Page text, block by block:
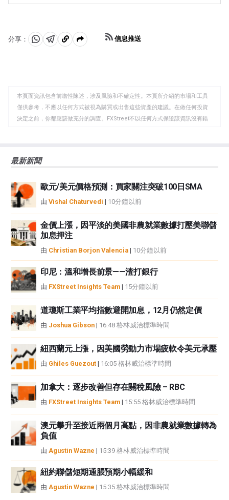
當經濟正在復蘇，通脹開始上升時進行的。在量化寬松
止購買更多的資產，並停止將其持有的到期債券的本金再
投資。這將對澳元有利(或看漲)。
分享：
分 分 複
板
信息推送
本頁面資訊包含前瞻性陳述，涉及風險和不確定性。本頁所介紹的市場和工具
僅供參考，不應以任何方式被視為購買或出售這些資產的建議。在做任何投資
決定之前，你都應該做充分的調查。FXStreet不以任何方式保證該資訊沒有錯
觀點，並不代表FXStreet或其廣告商的官方政策或立場。作者不對本頁連結的
如果文章正文中沒有明確提到，在撰寫本文時，作者在本文中提到的任何股票
中都沒有頭寸，也沒有與文中提到的任何公司有業務關係。除了FXStreet，作
者沒有收到撰寫這篇文章的報酬。
FXStreet和作者不提供個性化的建議。作者對該資訊的準確性、完整性或適用
性不作任何陳述。FXStreet和作者將不承擔任何錯誤，遺漏或任何損失，傷害
或損害由此資訊及其顯示或使用引起的。錯誤和遺漏除外。本文作者和
FXStreet並非註冊投資顧問，本文內容無意提供任何投資建議。
最新新聞
歐元/美元價格預測：買家關注突破100日SMA
由 Vishal Chaturvedi | 10分鐘以前
金價上漲，因平淡的美國非農就業數據打壓美聯儲
加息押注
由 Christian Borjon Valencia | 10分鐘以前
印尼：溫和增長前景——渣打銀行
由 FXStreet Insights Team | 15分鐘以前
道瓊斯工業平均指數避開加息，12月仍然定價
由 Joshua Gibson | 16:48 格林威治標準時間
紐西蘭元上漲，因美國勞動力市場疲軟令美元承壓
由 Ghiles Guezout | 16:05 格林威治標準時間
加拿大：逐步改善但存在關稅風險 – RBC
由 FXStreet Insights Team | 15:55 格林威治標準時間
澳元攀升至接近兩個月高點，因非農就業數據轉為
負值
由 Agustin Wazne | 15:39 格林威治標準時間
紐約聯儲短期通脹預期小幅緩和
由 Agustin Wazne | 15:35 格林威治標準時間